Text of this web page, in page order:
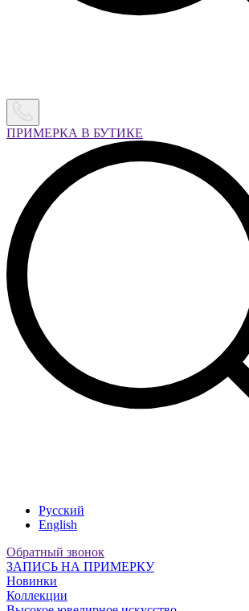
ПРИМЕРКА В БУТИКЕ
Русский
English
Обратный звонок
ЗАПИСЬ НА ПРИМЕРКУ
Новинки
Коллекции